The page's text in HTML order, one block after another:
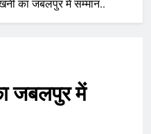
का जबलपुर में सम्मान..
जबलपुर में